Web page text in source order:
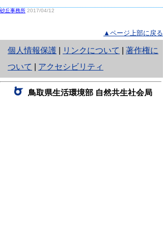
砂丘事務所 2017/04/12
▲ページ上部に戻る
個人情報保護
と
り
ネ
ッ
リンクについて
著作権に
ついて
アクセシビリティ
鳥取県生活環境部 自然共生社会局